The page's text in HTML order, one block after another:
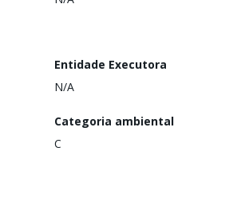
Entidade Executora
N/A
Categoria ambiental
C